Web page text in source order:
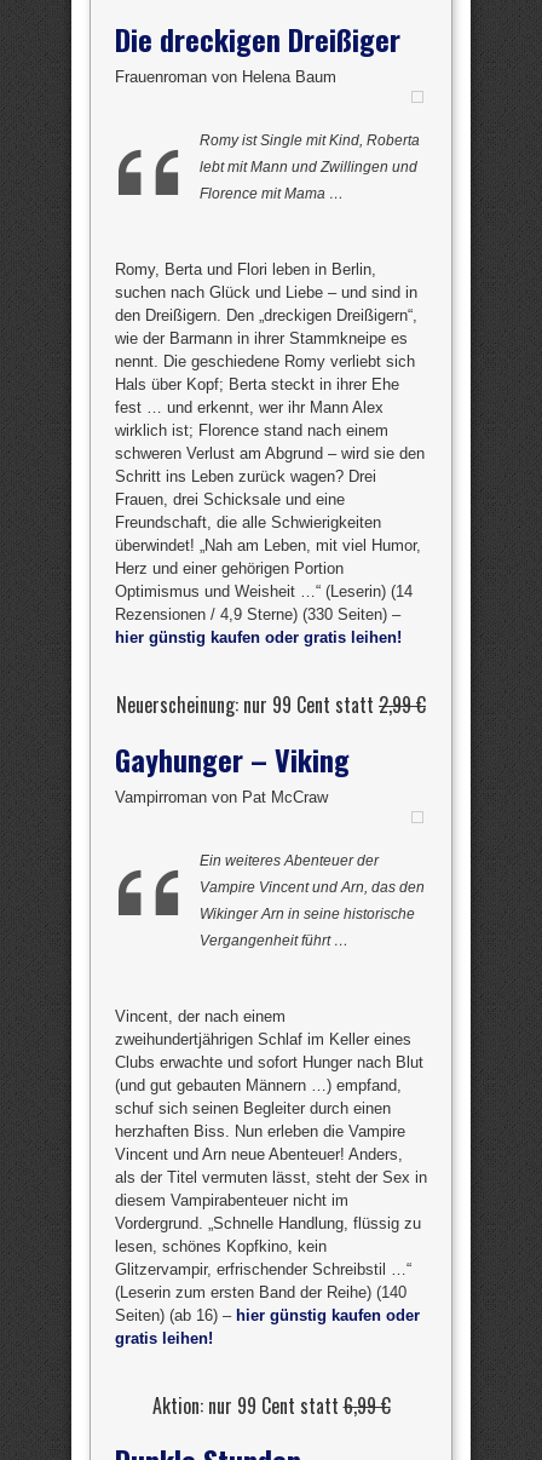
Die dreckigen Dreißiger
Frauenroman von Helena Baum
Romy ist Single mit Kind, Roberta
lebt mit Mann und Zwillingen und
Florence mit Mama …
Romy, Berta und Flori leben in Berlin,
suchen nach Glück und Liebe – und sind in
den Dreißigern. Den „dreckigen Dreißigern“,
wie der Barmann in ihrer Stammkneipe es
nennt. Die geschiedene Romy verliebt sich
Hals über Kopf; Berta steckt in ihrer Ehe
fest … und erkennt, wer ihr Mann Alex
wirklich ist; Florence stand nach einem
schweren Verlust am Abgrund – wird sie den
Schritt ins Leben zurück wagen? Drei
Frauen, drei Schicksale und eine
Freundschaft, die alle Schwierigkeiten
überwindet! „Nah am Leben, mit viel Humor,
Herz und einer gehörigen Portion
Optimismus und Weisheit …“ (Leserin) (14
Rezensionen / 4,9 Sterne) (330 Seiten) –
hier günstig kaufen oder gratis leihen!
Neuerscheinung: nur 99 Cent statt 2,99 €
Gayhunger – Viking
Vampirroman von Pat McCraw
Ein weiteres Abenteuer der
Vampire Vincent und Arn, das den
Wikinger Arn in seine historische
Vergangenheit führt …
Vincent, der nach einem
zweihundertjährigen Schlaf im Keller eines
Clubs erwachte und sofort Hunger nach Blut
(und gut gebauten Männern …) empfand,
schuf sich seinen Begleiter durch einen
herzhaften Biss. Nun erleben die Vampire
Vincent und Arn neue Abenteuer! Anders,
als der Titel vermuten lässt, steht der Sex in
diesem Vampirabenteuer nicht im
Vordergrund. „Schnelle Handlung, flüssig zu
lesen, schönes Kopfkino, kein
Glitzervampir, erfrischender Schreibstil …“
(Leserin zum ersten Band der Reihe) (140
Seiten) (ab 16) – hier günstig kaufen oder
gratis leihen!
Aktion: nur 99 Cent statt6,99 €